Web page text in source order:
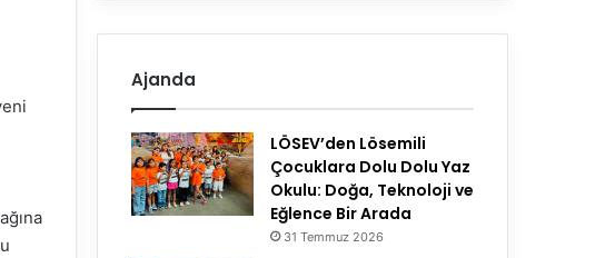
Ajanda
LÖSEV’den Lösemili
Çocuklara Dolu Dolu Yaz
Okulu: Doğa, Teknoloji ve
Eğlence Bir Arada
31 Temmuz 2026